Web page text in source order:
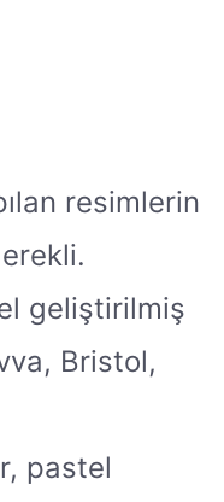
resimlerin
geliştirilmiş
Bristol,
pastel